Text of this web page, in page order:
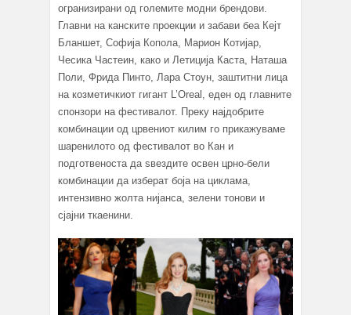
огранизирани од големите модни брендови.
Главни на канските проекции и забави беа Кејт
Бланшет, Софија Копола, Марион Котијар,
Чесика Частеин, како и Летиција Каста, Наташа
Поли, Фрида Пинто, Лара Стоун, заштитни лица
на козметичкиот гигант L’Oreal, еден од главните
спонзори на фестивалот. Преку најдобрите
комбинации од црвениот килим го прикажуваме
шаренилото од фестивалот во Кан и
подготвеноста да ѕвездите освен црно-бели
комбинации да изберат боја на циклама,
интензивно жолта нијанса, зелени тонови и
сјајни ткаенини.